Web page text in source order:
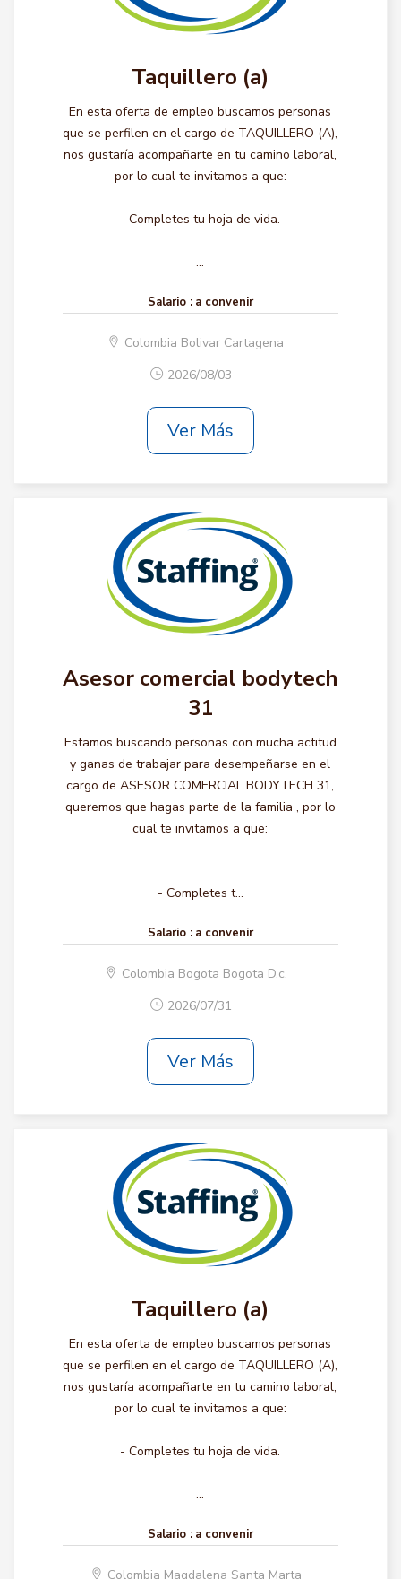
Taquillero (a)
En esta oferta de empleo buscamos personas
que se perfilen en el cargo de TAQUILLERO (A),
nos gustaría acompañarte en tu camino laboral,
por lo cual te invitamos a que:
- Completes tu hoja de vida.
...
Salario : a convenir
Colombia Bolivar Cartagena
2026/08/03
Ver Más
Asesor comercial bodytech
31
Estamos buscando personas con mucha actitud
y ganas de trabajar para desempeñarse en el
cargo de ASESOR COMERCIAL BODYTECH 31,
queremos que hagas parte de la familia , por lo
cual te invitamos a que:
- Completes t...
Salario : a convenir
Colombia Bogota Bogota D.c.
2026/07/31
Ver Más
Taquillero (a)
En esta oferta de empleo buscamos personas
que se perfilen en el cargo de TAQUILLERO (A),
nos gustaría acompañarte en tu camino laboral,
por lo cual te invitamos a que:
- Completes tu hoja de vida.
...
Salario : a convenir
Colombia Magdalena Santa Marta